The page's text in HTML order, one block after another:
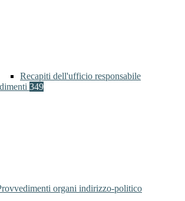
Recapiti dell'ufficio responsabile
349
organi indirizzo-politico